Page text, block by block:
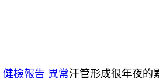
健檢報告 異常汗管形成很年夜的